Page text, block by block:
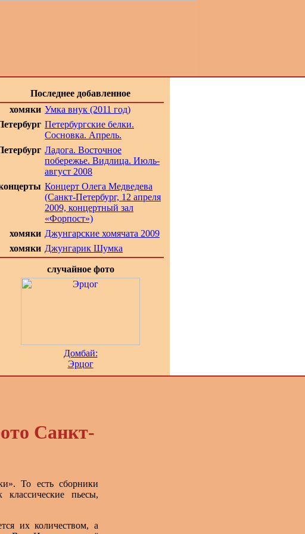
Последнее добавленное
хомяки Умка внук (2011 год)
Петербургские белки.
Сосновка. Апрель.
Ладога. Восточное
побережье. Видлица. Июль-
август 2008
Концерт Олега Медведева
(Санкт-Петербург, 12 апреля
2009, концертный зал
«Форпост»)
хомяки Джунгарские хомячата 2009
хомяки Джунгарик Шумка
случайное фото
Домбай:
Эрцог
Санкт-
То есть сборники
пьесы,
их количеством, а